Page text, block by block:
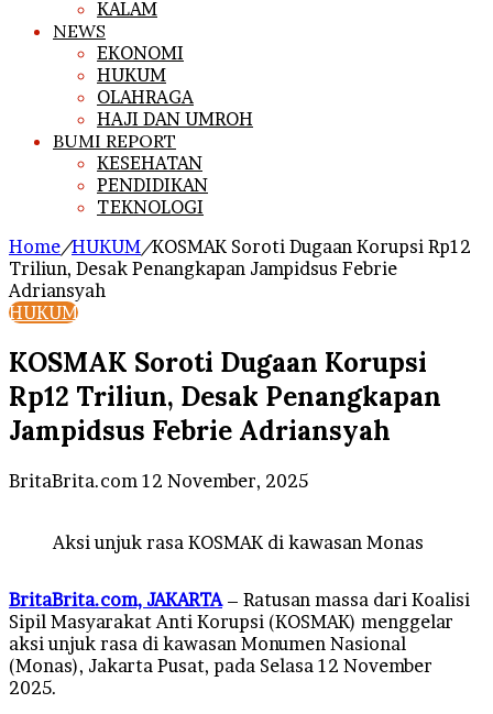
KALAM
NEWS
EKONOMI
HUKUM
OLAHRAGA
HAJI DAN UMROH
BUMI REPORT
KESEHATAN
PENDIDIKAN
TEKNOLOGI
Home/HUKUM/KOSMAK Soroti Dugaan Korupsi Rp12
Triliun, Desak Penangkapan Jampidsus Febrie
Adriansyah
HUKUM
KOSMAK Soroti Dugaan Korupsi
Rp12 Triliun, Desak Penangkapan
Jampidsus Febrie Adriansyah
BritaBrita.com Send
12 November, 2025
Aksi unjuk rasa KOSMAK di kawasan Monas
BritaBrita.com, JAKARTA– Ratusan massa dari Koalisi
Sipil Masyarakat Anti Korupsi (KOSMAK) menggelar
aksi unjuk rasa di kawasan Monumen Nasional
(Monas), Jakarta Pusat, pada Selasa 12 November
2025.